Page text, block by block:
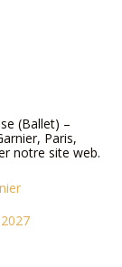
(Ballet) –
Paris,
notre site web.